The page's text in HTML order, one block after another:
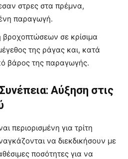
στρες στα πρέμνα,
παραγωγή.
βροχοπτώσεων σε κρίσιμα
της ράγας και, κατά
βάρος της παραγωγής.
Αύξηση στις
περιορισμένη για τρίτη
να διεκδικήσουν με
ποσότητες για να